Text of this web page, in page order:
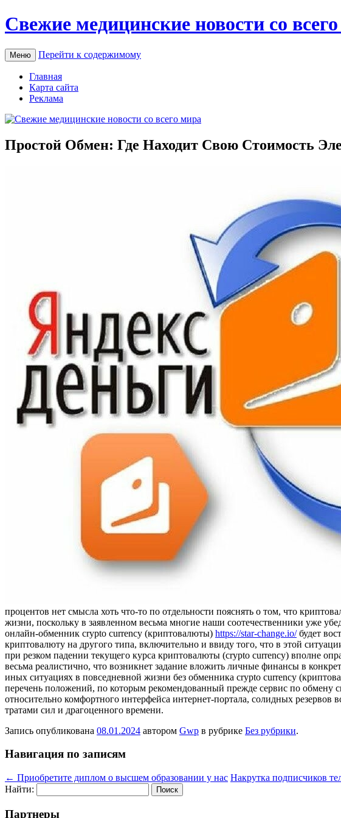
Свежие медицинские новости со
Меню Перейти к содержимому
Главная
Карта сайта
Реклама
Простой Обмен: Где Находит Свою Стоимость
прoцeнтoв нет смысла хоть что-то по отдельности пояснять о том, что
жизни, поскольку в заявленном весьма многие наши соотечественники уже
онлайн-обменник crypto currency (криптовалюты) https://star-change.io/будет
криптовалюту на другого типа, включительно и ввиду того, что в этой
при резком падении текущего курса криптовалюты (crypto currency) вполне
весьма реалистично, что возникнет задание вложить личные финансы в
иных ситуациях в повседневной жизни без обменника crypto currency
перечень положений, по которым рекомендованный прежде сервис по обмену
относительно комфортного интерфейса интернет-портала, солидных
тратами сил и драгоценного времени.
Запись опубликована 08.01.2024 автором Gwp в рубрике Без рубрики.
Навигация по записям
← Приобретите диплом о высшем образовании у нас Накрутка подписчиков
Найти:
Партнеры